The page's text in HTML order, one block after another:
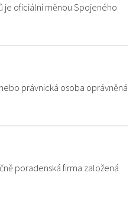
je oficiální měnou Spojeného
právnická osoba oprávněná
poradenská firma založená